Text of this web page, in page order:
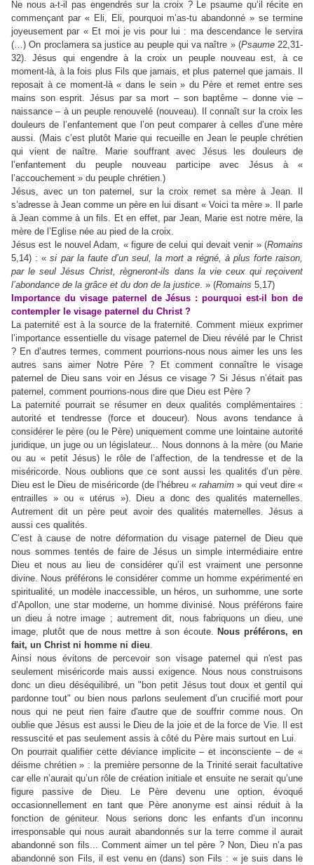
Ne nous a-t-il pas engendrés sur la croix ? Le psaume qu’il récite en
commençant par « Eli, Eli, pourquoi m’as-tu abandonné » se termine
joyeusement par « Et moi je vis pour lui : ma descendance le servira
(…) On proclamera sa justice au peuple qui va naître » (Psaume22,31-
32). Jésus qui engendre à la croix un peuple nouveau est, à ce
moment-là, à la fois plus Fils que jamais, et plus paternel que jamais. Il
reposait à ce moment-là « dans le sein » du Père et remet entre ses
mains son esprit. Jésus par sa mort – son baptême – donne vie –
naissance – à un peuple renouvelé (nouveau). Il connaît sur la croix les
douleurs de l’enfantement que l’on peut comparer à celles d’une mère
aussi. (Mais c’est plutôt Marie qui recueille en Jean le peuple chrétien
qui vient de naître. Marie souffrant avec Jésus les douleurs de
l’enfantement du peuple nouveau participe avec Jésus à «
l’accouchement » du peuple chrétien.)
Jésus, avec un ton paternel, sur la croix remet sa mère à Jean. Il
s’adresse à Jean comme un père en lui disant « Voici ta mère ». Il parle
à Jean comme à un fils. Et en effet, par Jean, Marie est notre mère, la
mère de l’Eglise née au pied de la croix.
Jésus est le nouvel Adam, « figure de celui qui devait venir » (Romains
5,14) : «si par la faute d’un seul, la mort a régné, à plus forte raison,
par le seul Jésus Christ, règneront-ils dans la vie ceux qui reçoivent
l’abondance de la grâce et du don de la justice. » (Romains 5,17)
Importance du visage paternel de Jésus : pourquoi est-il bon de
contempler le visage paternel du Christ ?
La paternité est à la source de la fraternité. Comment mieux exprimer
l’importance essentielle du visage paternel de Dieu révélé par le Christ
? En d’autres termes, comment pourrions-nous nous aimer les uns les
autres sans aimer Notre Père ? Et comment connaître le visage
paternel de Dieu sans voir en Jésus ce visage ? Si Jésus n’était pas
paternel, comment pourrions-nous dire que Dieu est Père ?
La paternité pourrait se résumer en deux qualités complémentaires :
autorité et tendresse (force et douceur). Nous avons tendance à
considérer le père (ou le Père) uniquement comme une lointaine autorité
juridique, un juge ou un législateur... Nous donnons à la mère (ou Marie
ou au « petit Jésus) le rôle de l’affection, de la tendresse et de la
miséricorde. Nous oublions que ce sont aussi les qualités d’un père.
Dieu est le Dieu de miséricorde (de l’hébreu «rahamim » qui veut dire «
entrailles » ou « utérus »). Dieu a donc des qualités maternelles.
Autrement dit un père peut avoir des qualités maternelles. Jésus a
aussi ces qualités.
C’est à cause de notre déformation du visage paternel de Dieu que
nous sommes tentés de faire de Jésus un simple intermédiaire entre
Dieu et nous au lieu de considérer qu’il est vraiment une personne
divine. Nous préférons le considérer comme un homme expérimenté en
spiritualité, un modèle inaccessible, un héros, un surhomme, une sorte
d’Apollon, une star moderne, un homme divinisé. Nous préférons faire
un dieu à notre image ; autrement dit, nous fabriquons un dieu, une
image, plutôt que de nous mettre à son écoute. Nous préférons, en
fait, un Christ ni homme ni dieu.
Ainsi nous évitons de percevoir son visage paternel qui n'est pas
seulement miséricorde mais aussi exigence. Nous nous construisons
donc un dieu déséquilibré, un "bon petit Jésus tout doux et gentil qui
pardonne tout" ou bien nous parlons seulement d’un crucifié mort pour
nous qui ne peut rien faire d'autre que de souffrir comme nous. On
oublie que Jésus est aussi le Dieu de la joie et de la force de Vie. Il est
ressuscité et pas seulement assis à côté du Père mais surtout en Lui.
On pourrait qualifier cette déviance implicite – et inconsciente – de «
déisme chrétien » : la première personne de la Trinité serait facultative
car elle n’aurait qu’un rôle de création initiale et ensuite ne serait qu’une
figure passive de Dieu. Le Père devenu une option, évoqué
occasionnellement en tant que Père anonyme est ainsi réduit à la
fonction de géniteur. Nous serions donc les enfants d’un inconnu
irresponsable qui nous aurait abandonnés sur la terre comme il aurait
abandonné son fils... Comment aimer un tel père ? Non, Dieu n’a pas
abandonné son Fils, il est venu en (dans) son Fils : « je suis dans le